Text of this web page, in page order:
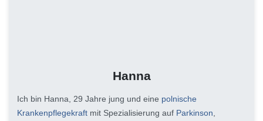
Hanna
Ich bin Hanna, 29 Jahre jung und eine polnische
Krankenpflegekraft mit Spezialisierung auf Parkinson,